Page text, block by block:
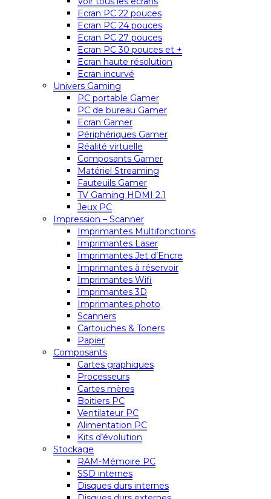
Ecran PC 22 pouces
Ecran PC 24 pouces
Ecran PC 27 pouces
Ecran PC 30 pouces et +
Ecran haute résolution
Ecran incurvé
Univers Gaming
PC portable Gamer
PC de bureau Gamer
Ecran Gamer
Périphériques Gamer
Réalité virtuelle
Composants Gamer
Matériel Streaming
Fauteuils Gamer
TV Gaming HDMI 2.1
Jeux PC
Impression – Scanner
Imprimantes Multifonctions
Imprimantes Laser
Imprimantes Jet d’Encre
Imprimantes à réservoir
Imprimantes Wifi
Imprimantes 3D
Imprimantes photo
Scanners
Cartouches & Toners
Papier
Composants
Cartes graphiques
Processeurs
Cartes mères
Boitiers PC
Ventilateur PC
Alimentation PC
Kits d’évolution
Stockage
RAM-Mémoire PC
SSD internes
Disques durs internes